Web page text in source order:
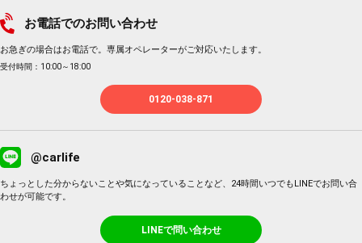
お電話でのお問い合わせ
お急ぎの場合はお電話で。専属オペレーターがご対応いたします。
受付時間：10:00～18:00
0120-038-871
@carlife
ちょっとした分からないことや気になっていることなど、24時間いつでもLINEでお問い合
わせが可能です。
LINEで問い合わせ